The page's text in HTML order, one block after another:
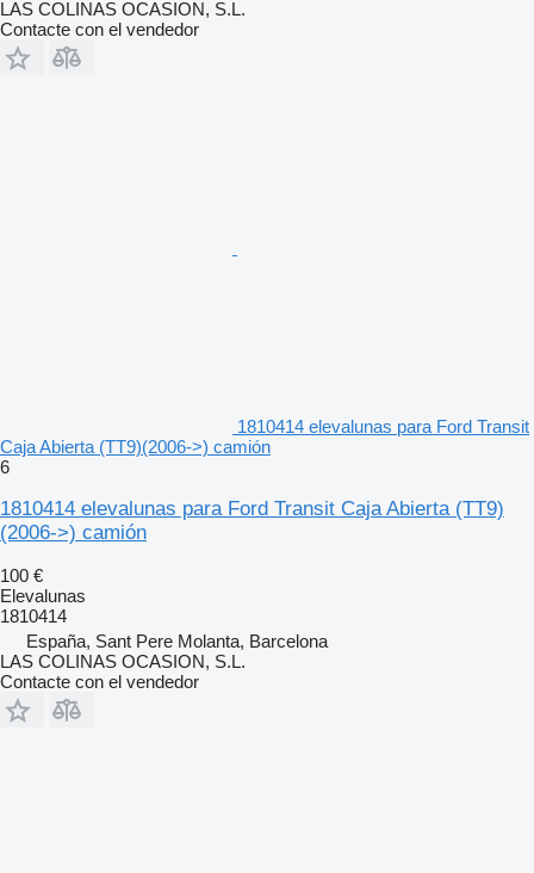
LAS COLINAS OCASION, S.L.
Contacte con el vendedor
1810414 elevalunas para Ford Transit
Caja Abierta (TT9)(2006->) camión
6
1810414 elevalunas para Ford Transit Caja Abierta (TT9)
(2006->) camión
100 €
Elevalunas
1810414
España, Sant Pere Molanta, Barcelona
LAS COLINAS OCASION, S.L.
Contacte con el vendedor